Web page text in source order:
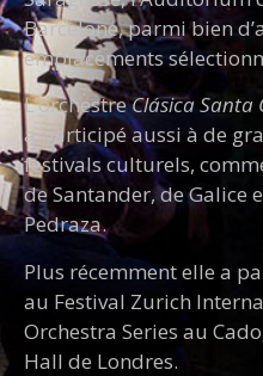
Barcelone, parmi bien
emplacements
L’orchestreClásica Santa
a participé aussi à de
festivals culturels,
de Santander, de Galice
Pedraza.
Plus récemment elle a
au Festival Zurich
Orchestra Series au
Hall de Londres.